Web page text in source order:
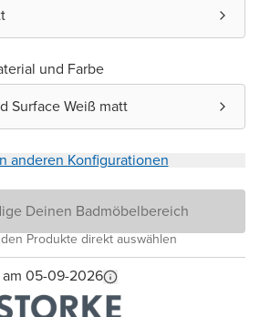
und Farbe
Surface Weiß matt
anderen Konfigurationen
Deinen Badmöbelbereich
Produkte direkt auswählen
am 05-09-2026